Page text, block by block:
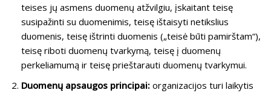
teises jų asmens duomenų atžvilgiu, įskaitant teisę
susipažinti su duomenimis, teisę ištaisyti netikslius
duomenis, teisę ištrinti duomenis („teisė būti pamirštam“),
teisę riboti duomenų tvarkymą, teisę į duomenų
perkeliamumą ir teisę prieštarauti duomenų tvarkymui.
Duomenų apsaugos principai: organizacijos turi laikytis